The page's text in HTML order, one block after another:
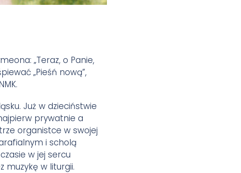
„Teraz, o Panie,
„Pieśń nową”,
Już w dzieciństwie
prywatnie a
organistce w swojej
i scholą
w jej sercu
muzykę w liturgii.